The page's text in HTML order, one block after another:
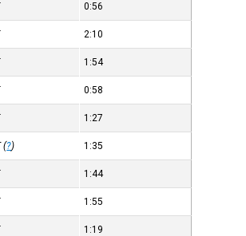
0:56
2:10
1:54
0:58
1:27
(?) 1:35
1:44
1:55
1:19